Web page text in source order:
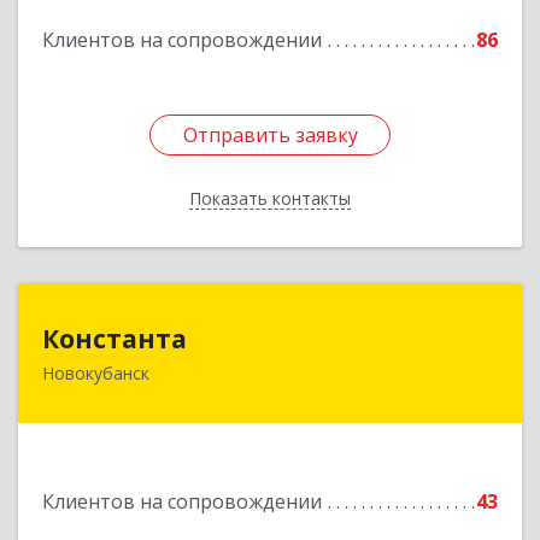
Клиентов на сопровождении 86
Отправить заявку
Показать контакты
Подробнее
Отправить заявку
Назад
Константа
Новокубанск
Клиентов на сопровождении 43
352240, Краснодарский край, Новокубанск г,